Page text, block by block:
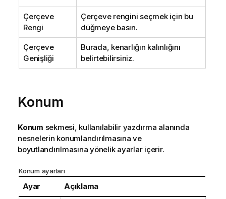
Çerçeve
Rengi
Çerçeve rengini seçmek için bu
düğmeye basın.
Çerçeve
Genişliği
Burada, kenarlığın kalınlığını
belirtebilirsiniz.
Konum
Konum sekmesi, kullanılabilir yazdırma alanında
nesnelerin konumlandırılmasına ve
boyutlandırılmasına yönelik ayarlar içerir.
Konum ayarları
Ayar Açıklama